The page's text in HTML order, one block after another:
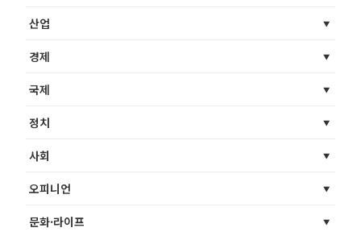
산업
경제
국제
정치
사회
오피니언
문화·라이프